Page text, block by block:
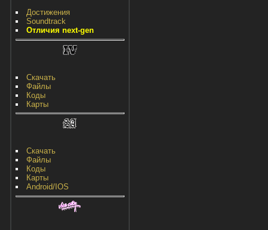
Достижения
Soundtrack
Отличия next-gen
Скачать
Файлы
Коды
Карты
Скачать
Файлы
Коды
Карты
Android/IOS